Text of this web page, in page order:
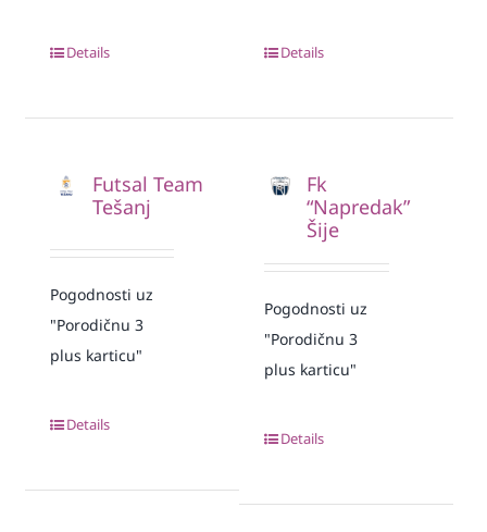
Details Details
Futsal Team
Tešanj
Pogodnosti uz
"Porodičnu 3
plus karticu"
Details
Fk
“Napredak”
Šije
Pogodnosti uz
"Porodičnu 3
plus karticu"
Details